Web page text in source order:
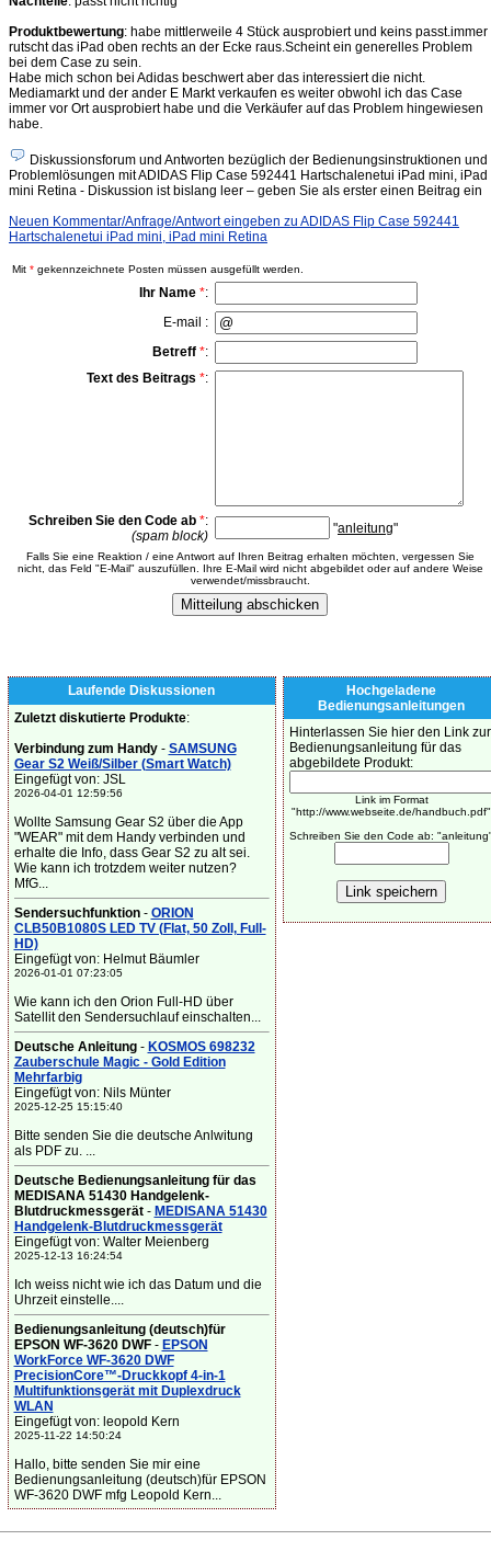
Produktbewertung: habe mittlerweile 4 Stück ausprobiert und keins passt.immer
rutscht das iPad oben rechts an der Ecke raus.Scheint ein generelles Problem
bei dem Case zu sein.
Habe mich schon bei Adidas beschwert aber das interessiert die nicht.
Mediamarkt und der ander E Markt verkaufen es weiter obwohl ich das Case
immer vor Ort ausprobiert habe und die Verkäufer auf das Problem hingewiesen
habe.
Diskussionsforum und Antworten bezüglich der Bedienungsinstruktionen und
Problemlösungen mit ADIDAS Flip Case 592441 Hartschalenetui iPad mini, iPad
mini Retina - Diskussion ist bislang leer – geben Sie als erster einen Beitrag ein
Neuen Kommentar/Anfrage/Antwort eingeben zu ADIDAS Flip Case 592441
Hartschalenetui iPad mini, iPad mini Retina
Mit * gekennzeichnete Posten müssen ausgefüllt werden.
Ihr Name *:
E-mail :
Betreff *:
Text des Beitrags *:
Schreiben Sie den Code ab *:
(spam block)
"anleitung"
Falls Sie eine Reaktion / eine Antwort auf Ihren Beitrag erhalten möchten, vergessen Sie
nicht, das Feld "E-Mail" auszufüllen. Ihre E-Mail wird nicht abgebildet oder auf andere Weise
verwendet/missbraucht.
Laufende Diskussionen
Zuletzt diskutierte Produkte:
Verbindung zum Handy- SAMSUNG
Gear S2 Weiß/Silber (Smart Watch)
Eingefügt von: JSL
2026-04-01 12:59:56
Wollte Samsung Gear S2 über die App
"WEAR" mit dem Handy verbinden und
erhalte die Info, dass Gear S2 zu alt sei.
Wie kann ich trotzdem weiter nutzen?
MfG...
Sendersuchfunktion- ORION
CLB50B1080S LED TV (Flat, 50 Zoll, Full-
HD)
Eingefügt von: Helmut Bäumler
2026-01-01 07:23:05
Wie kann ich den Orion Full-HD über
Satellit den Sendersuchlauf einschalten...
Deutsche Anleitung- KOSMOS 698232
Zauberschule Magic - Gold Edition
Mehrfarbig
Eingefügt von: Nils Münter
2025-12-25 15:15:40
Bitte senden Sie die deutsche Anlwitung
als PDF zu. ...
Deutsche Bedienungsanleitung für das
MEDISANA 51430 Handgelenk-
Blutdruckmessgerät- MEDISANA 51430
Handgelenk-Blutdruckmessgerät
Eingefügt von: Walter Meienberg
2025-12-13 16:24:54
Ich weiss nicht wie ich das Datum und die
Uhrzeit einstelle....
Bedienungsanleitung (deutsch)für
EPSON WF-3620 DWF- EPSON
WorkForce WF-3620 DWF
PrecisionCore™-Druckkopf 4-in-1
Multifunktionsgerät mit Duplexdruck
WLAN
Eingefügt von: leopold Kern
2025-11-22 14:50:24
Hallo, bitte senden Sie mir eine
Bedienungsanleitung (deutsch)für EPSON
WF-3620 DWF mfg Leopold Kern...
Hochgeladene
Bedienungsanleitungen
Hinterlassen Sie hier den Link zur
Bedienungsanleitung für das
abgebildete Produkt:
Link im Format
"http://www.webseite.de/handbuch.pdf"
Schreiben Sie den Code ab: